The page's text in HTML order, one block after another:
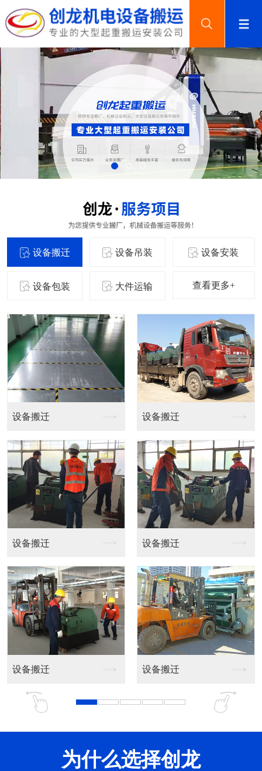
设备搬迁 设备吊装 设备安装
设备包装 大件运输 查看更多+
设备吊装 设备吊装
设备吊装 设备吊装
设备吊装 设备吊装
为什么选择创龙